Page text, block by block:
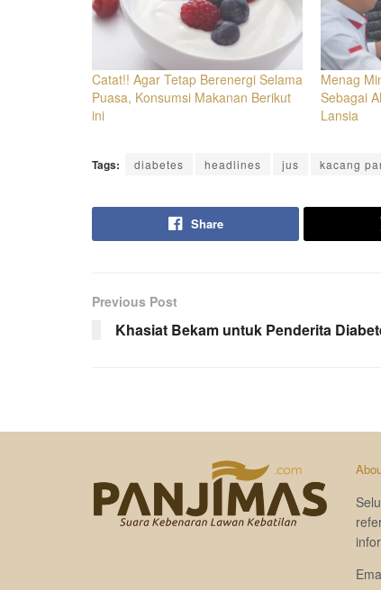
Catat!! Agar Tetap Berenergi Selama
Puasa, Konsumsi Makanan Berikut
ini
Menag
Sebagai
Lansia
Tags: diabetes headlines jus kacang
Share
Previous Post
Khasiat Bekam untuk Penderita